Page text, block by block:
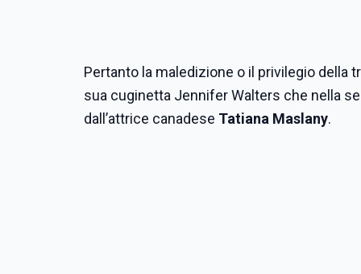
Pertanto la maledizione o il privilegio della
sua cuginetta Jennifer Walters che nella
dall’attrice canadese Tatiana Maslany.